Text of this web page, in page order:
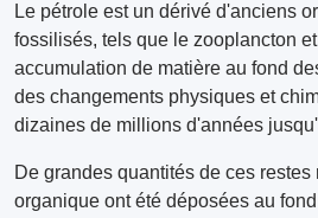
Le pétrole est un dérivé d'anciens
fossilisés, tels que le zooplancton
accumulation de matière au fond
des changements physiques et
dizaines de millions d'années
De grandes quantités de ces
organique ont été déposées au